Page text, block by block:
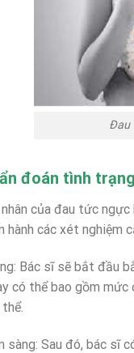
Đau
đoán tình
của đau tức
hành các xét nghiệm
Bác sĩ sẽ bắt đầu
có thể bao gồm
sàng: Sau đó, bác